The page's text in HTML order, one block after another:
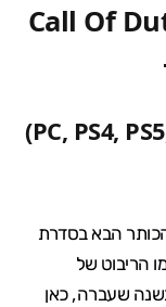
Call Of
הבא בסדרת
הריבוט של
שעברה, כאן